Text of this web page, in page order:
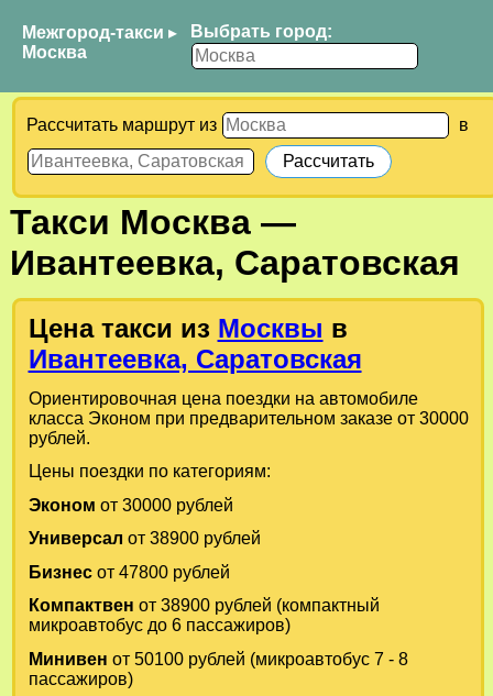
Межгород-такси ▸
Москва
Выбрать город:
Рассчитать маршрут из в
Такси Москва—
Ивантеевка, Саратовская
Цена такси из Москвы в
Ивантеевка, Саратовская
Ориентировочная цена поездки на автомобиле
класса Эконом при предварительном заказе от 30000
рублей.
Цены поездки по категориям:
Эконом от 30000 рублей
Универсал от 38900 рублей
Бизнесот 47800 рублей
Компактвен от 38900 рублей (компактный
микроавтобус до 6 пассажиров)
Минивен от 50100 рублей (микроавтобус 7 - 8
пассажиров)